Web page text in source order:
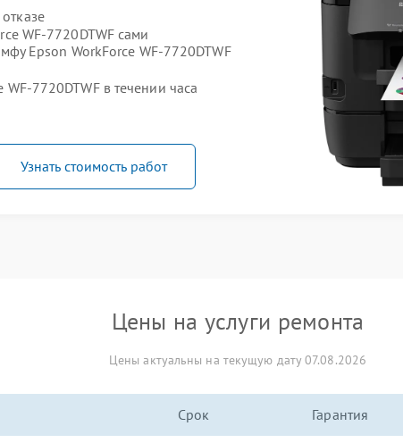
WF-7720DTWF сами
Epson WorkForce WF-7720DTWF
7720DTWF в течении часа
Узнать стоимость работ
Цены на услуги ремонта
Цены актуальны на текущую дату 07.08.2026
Срок Гарантия